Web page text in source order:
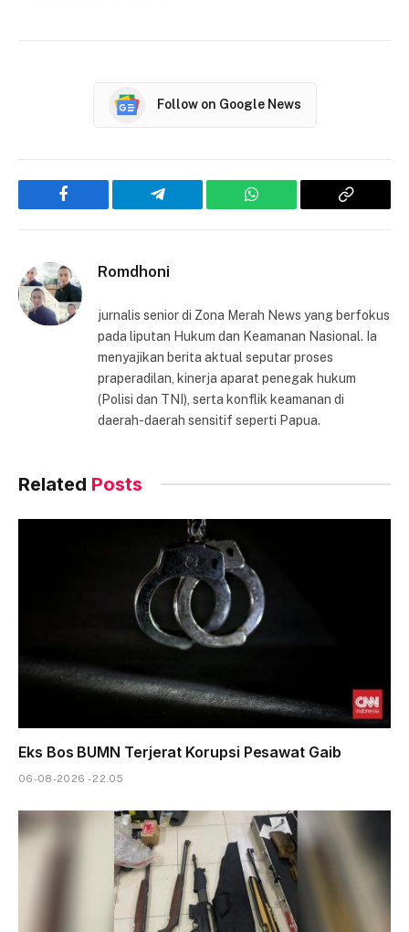
Follow on Google News
Facebook Telegram WhatsApp
Copy
Romdhoni
jurnalis senior di Zona Merah News yang berfokus
pada liputan Hukum dan Keamanan Nasional. Ia
menyajikan berita aktual seputar proses
praperadilan, kinerja aparat penegak hukum
(Polisi dan TNI), serta konflik keamanan di
daerah-daerah sensitif seperti Papua.
Related Posts
Eks Bos BUMN Terjerat Korupsi Pesawat Gaib
06-08-2026 - 22.05